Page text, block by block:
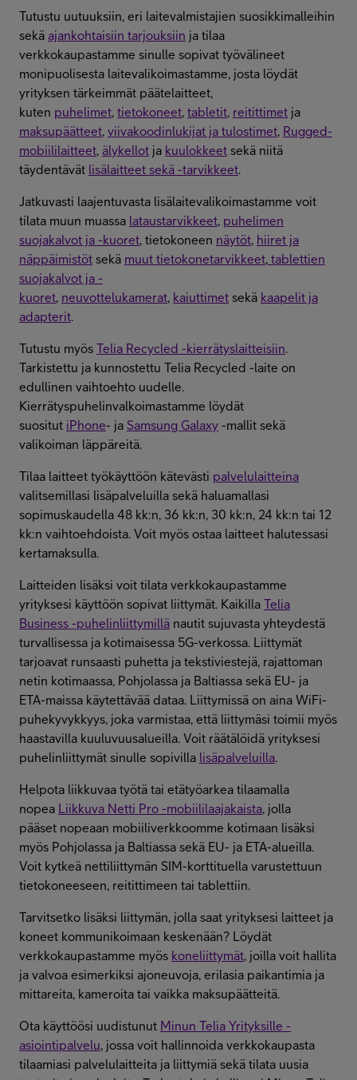
Tutustu uutuuksiin, eri laitevalmistajien suosikkimalleihin
sekä ajankohtaisiin tarjouksiin ja tilaa
verkkokaupastamme sinulle sopivat työvälineet
monipuolisesta laitevalikoimastamme, josta löydät
yrityksen tärkeimmät päätelaitteet,
kuten puhelimet, tietokoneet, tabletit, reitittimet ja
maksupäätteet, viivakoodinlukijat ja tulostimet, Rugged-
mobiililaitteet, älykellot ja kuulokkeet sekä niitä
täydentävät lisälaitteet sekä -tarvikkeet.
Jatkuvasti laajentuvasta lisälaitevalikoimastamme voit
tilata muun muassa lataustarvikkeet, puhelimen
suojakalvot ja -kuoret, tietokoneen näytöt, hiiret ja
näppäimistöt sekä muut tietokonetarvikkeet, tablettien
suojakalvot ja -
kuoret, neuvottelukamerat, kaiuttimet sekä kaapelit ja
adapterit.
Tutustu myös Telia Recycled -kierrätyslaitteisiin.
Tarkistettu ja kunnostettu Telia Recycled -laite on
edullinen vaihtoehto uudelle.
Kierrätyspuhelinvalkoimastamme löydät
suositut iPhone- ja Samsung Galaxy -mallit sekä
valikoiman läppäreitä.
Tilaa laitteet työkäyttöön kätevästi palvelulaitteina
valitsemillasi lisäpalveluilla sekä haluamallasi
sopimuskaudella 48 kk:n, 36 kk:n, 30 kk:n, 24 kk:n tai 12
kk:n vaihtoehdoista. Voit myös ostaa laitteet halutessasi
kertamaksulla.
Laitteiden lisäksi voit tilata verkkokaupastamme
yrityksesi käyttöön sopivat liittymät. Kaikilla Telia
Business -puhelinliittymillä nautit sujuvasta yhteydestä
turvallisessa ja kotimaisessa 5G-verkossa. Liittymät
tarjoavat runsaasti puhetta ja tekstiviestejä, rajattoman
netin kotimaassa, Pohjolassa ja Baltiassa sekä EU- ja
ETA-maissa käytettävää dataa. Liittymissä on aina WiFi-
puhekyvykkyys, joka varmistaa, että liittymäsi toimii myös
haastavilla kuuluvuusalueilla. Voit räätälöidä yrityksesi
puhelinliittymät sinulle sopivilla lisäpalveluilla.
Helpota liikkuvaa työtä tai etätyöarkea tilaamalla
nopea Liikkuva Netti Pro -mobiililaajakaista, jolla
pääset nopeaan mobiiliverkkoomme kotimaan lisäksi
myös Pohjolassa ja Baltiassa sekä EU- ja ETA-alueilla.
Voit kytkeä nettiliittymän SIM-korttituella varustettuun
tietokoneeseen, reitittimeen tai tablettiin.
Tarvitsetko lisäksi liittymän, jolla saat yrityksesi laitteet ja
koneet kommunikoimaan keskenään? Löydät
verkkokaupastamme myös koneliittymät, joilla voit hallita
ja valvoa esimerkiksi ajoneuvoja, erilasia paikantimia ja
mittareita, kameroita tai vaikka maksupäätteitä.
Ota käyttöösi uudistunut Minun Telia Yrityksille -
asiointipalvelu, jossa voit hallinnoida verkkokaupasta
tilaamiasi palvelulaitteita ja liittymiä sekä tilata uusia